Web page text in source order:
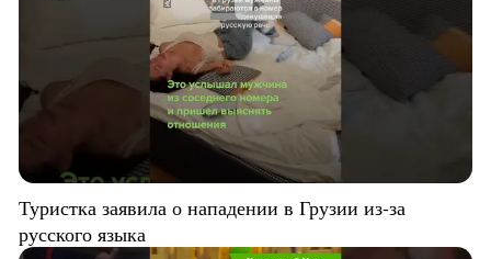
Туристка заявила о нападении в Грузии из-за
русского языка